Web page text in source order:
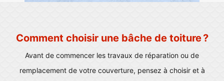
Comment choisir une bâche de toiture ?
Avant de commencer les travaux de réparation ou de
remplacement de votre couverture, pensez à choisir et à